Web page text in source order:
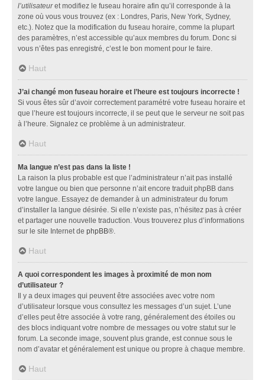
l’utilisateuret modifiez le fuseau horaire afin qu’il corresponde à la
zone où vous vous trouvez (ex : Londres, Paris, New York, Sydney,
etc.). Notez que la modification du fuseau horaire, comme la plupart
des paramètres, n’est accessible qu’aux membres du forum. Donc si
vous n’êtes pas enregistré, c’est le bon moment pour le faire.
Haut
J’ai changé mon fuseau horaire et l’heure est toujours incorrecte !
Si vous êtes sûr d’avoir correctement paramétré votre fuseau horaire et
que l’heure est toujours incorrecte, il se peut que le serveur ne soit pas
à l’heure. Signalez ce problème à un administrateur.
Haut
Ma langue n’est pas dans la liste !
La raison la plus probable est que l’administrateur n’ait pas installé
votre langue ou bien que personne n’ait encore traduit phpBB dans
votre langue. Essayez de demander à un administrateur du forum
d’installer la langue désirée. Si elle n’existe pas, n’hésitez pas à créer
et partager une nouvelle traduction. Vous trouverez plus d’informations
sur le site Internet de phpBB®.
Haut
A quoi correspondent les images à proximité de mon nom
d’utilisateur ?
Il y a deux images qui peuvent être associées avec votre nom
d’utilisateur lorsque vous consultez les messages d’un sujet. L’une
d’elles peut être associée à votre rang, généralement des étoiles ou
des blocs indiquant votre nombre de messages ou votre statut sur le
forum. La seconde image, souvent plus grande, est connue sous le
nom d’avatar et généralement est unique ou propre à chaque membre.
Haut